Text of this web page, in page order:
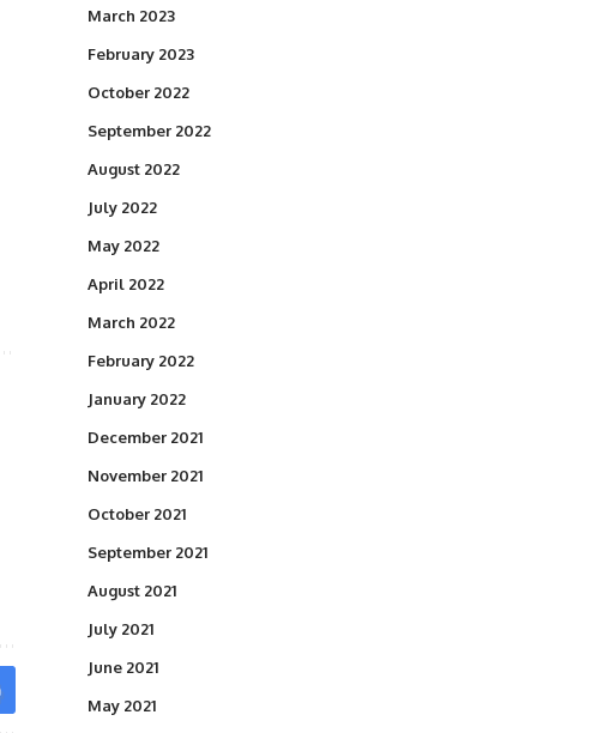
March 2023
February 2023
October 2022
September 2022
August 2022
July 2022
May 2022
April 2022
March 2022
February 2022
January 2022
December 2021
November 2021
October 2021
September 2021
August 2021
July 2021
June 2021
May 2021